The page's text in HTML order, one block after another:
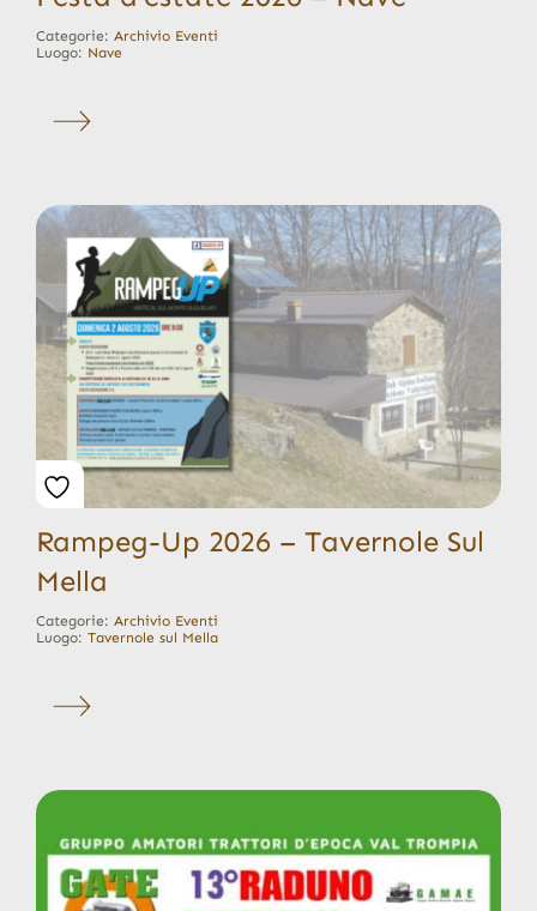
Categorie: Archivio Eventi
Luogo: Nave
Rampeg-Up 2026 – Tavernole Sul
Mella
Categorie: Archivio Eventi
Luogo: Tavernole sul Mella